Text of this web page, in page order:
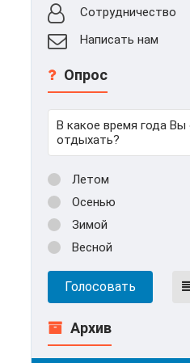
Сотрудничество
Написать нам
Опрос
В какое время года Вы
отдыхать?
Летом
Осенью
Зимой
Весной
Голосовать
Архив